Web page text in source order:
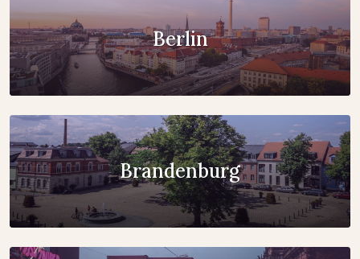
Berlin
Brandenburg